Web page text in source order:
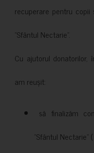
recuperare pentru
”Sfântul Nectarie”.
Cu ajutorul
am reușit:
să finalizăm
”Sfântul Nectarie”